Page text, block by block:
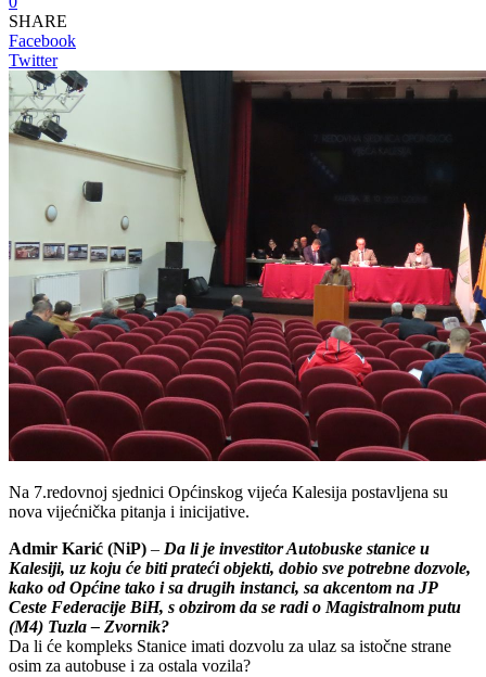
SHARE
Facebook
Twitter
Na 7.redovnoj sjednici Općinskog vijeća Kalesija postavljena su
nova vijećnička pitanja i inicijative.
Admir Karić (NiP) – Da li je investitor Autobuske stanice u
Kalesiji, uz koju će biti prateći objekti, dobio sve potrebne dozvole,
kako od Općine tako i sa drugih instanci, sa akcentom na JP
Ceste Federacije BiH, s obzirom da se radi o Magistralnom putu
(M4) Tuzla – Zvornik?
Da li će kompleks Stanice imati dozvolu za ulaz sa istočne strane
osim za autobuse i za ostala vozila?